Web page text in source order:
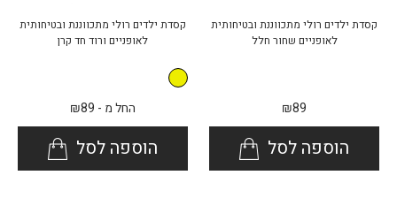
קסדת ילדים רולי מתכווננת ובטיחותית
לאופניים שחור חלל
₪89
הוספה לסל
קסדת ילדים רולי מתכווננת ובטיחותית
לאופניים ורוד חד קרן
החל מ - ₪89
הוספה לסל